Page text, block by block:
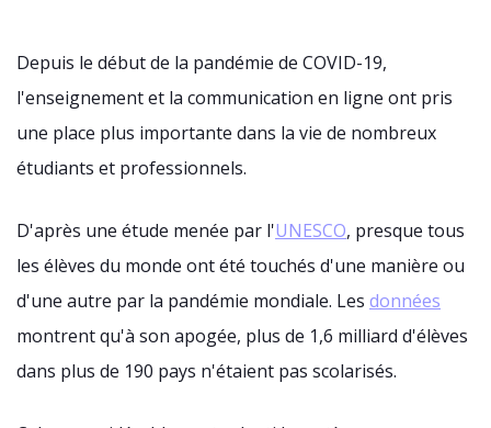
Depuis le début de la pandémie de COVID-19,
l'enseignement et la communication en ligne ont pris
une place plus importante dans la vie de nombreux
étudiants et professionnels.
D'après une étude menée par l'UNESCO, presque tous
les élèves du monde ont été touchés d'une manière ou
d'une autre par la pandémie mondiale. Les données
montrent qu'à son apogée, plus de 1,6 milliard d'élèves
dans plus de 190 pays n'étaient pas scolarisés.